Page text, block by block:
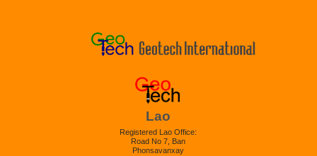
Lao
Registered Lao Office:
Road No 7, Ban
Phonsavanxay